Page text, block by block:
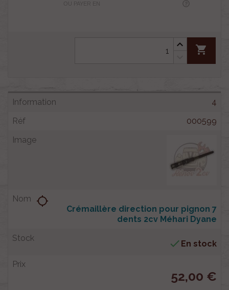
OU PAYER EN
shopping_cart
4
000599
Crémaillère direction pour pignon 7
dents 2cv Méhari Dyane
location_searching
 En stock
52,00 €